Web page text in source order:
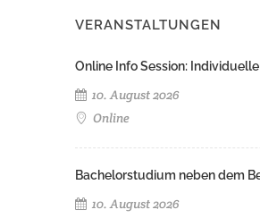
VERANSTALTUNGEN
Online Info Session:
10. August 2026
Online
Bachelorstudium neben dem
10. August 2026